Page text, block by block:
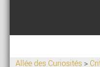
Allée des Curiosités >